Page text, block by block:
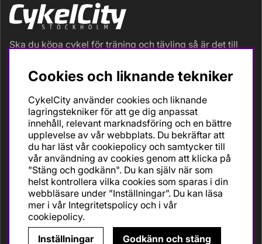
Ska du köpa cykel för träning och tävling så är det till
Vi är en mycket personlig cykelaffär med hög
servicegrad och alla vi som jobbar är inbitna cyklister
och dess produkter. Gör din bästa cykelaffär på
CykelCity!
Cookies och liknande tekniker
CykelCity använder cookies och liknande
lagringstekniker för att ge dig anpassat
innehåll, relevant marknadsföring och en bättre
upplevelse av vår webbplats. Du bekräftar att
du har läst vår cookiepolicy och samtycker till
vår användning av cookies genom att klicka på
"Stäng och godkänn". Du kan själv när som
helst kontrollera vilka cookies som sparas i din
webbläsare under ”Inställningar”. Du kan läsa
mer i vår Integritetspolicy och i vår
cookiepolicy.
Inställningar
Godkänn och stäng